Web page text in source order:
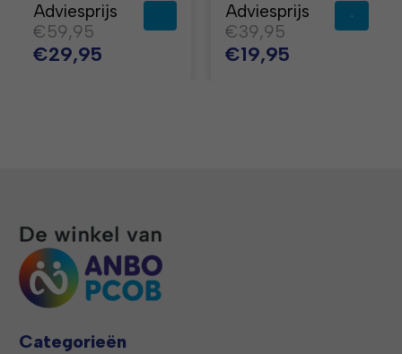
Adviesprijs
€59,95
€29,95
Adviesprijs
€39,95
€19,95
Categorieën